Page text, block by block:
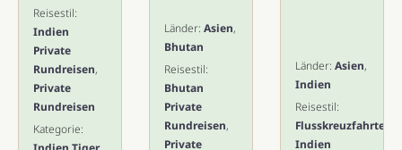
Reisestil:
Indien
Private
Rundreisen,
Private
Rundreisen
Kategorie:
Länder: Asien,
Bhutan
Reisestil:
Bhutan
Private
Rundreisen,
Private
Länder: Asien,
Indien
Reisestil:
Flusskreuzfahrten
Indien